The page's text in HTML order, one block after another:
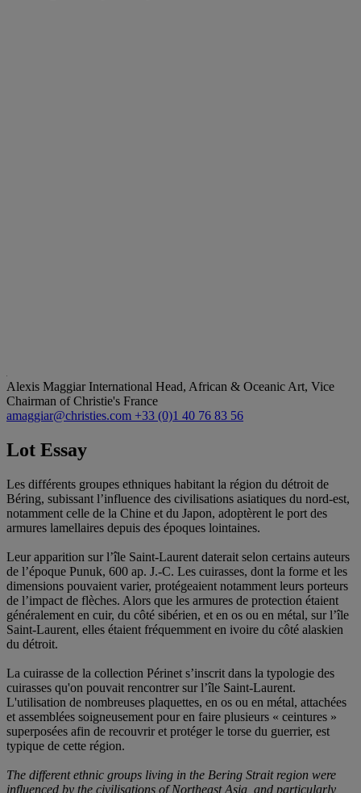
Alexis MaggiarInternational Head, African & Oceanic Art, Vice
Chairman of Christie's France
amaggiar@christies.com +33 (0)1 40 76 83 56
Lot Essay
Les différents groupes ethniques habitant la région du détroit de
Béring, subissant l’influence des civilisations asiatiques du nord-est,
notamment celle de la Chine et du Japon, adoptèrent le port des
armures lamellaires depuis des époques lointaines.
Leur apparition sur l’île Saint-Laurent daterait selon certains auteurs
de l’époque Punuk, 600 ap. J.-C. Les cuirasses, dont la forme et les
dimensions pouvaient varier, protégeaient notamment leurs porteurs
de l’impact de flèches. Alors que les armures de protection étaient
généralement en cuir, du côté sibérien, et en os ou en métal, sur l’île
Saint-Laurent, elles étaient fréquemment en ivoire du côté alaskien
du détroit.
La cuirasse de la collection Périnet s’inscrit dans la typologie des
cuirasses qu'on pouvait rencontrer sur l’île Saint-Laurent.
L'utilisation de nombreuses plaquettes, en os ou en métal, attachées
et assemblées soigneusement pour en faire plusieurs « ceintures »
superposées afin de recouvrir et protéger le torse du guerrier, est
typique de cette région.
The different ethnic groups living in the Bering Strait region were
influenced by the civilisations of Northeast Asia, and particularly